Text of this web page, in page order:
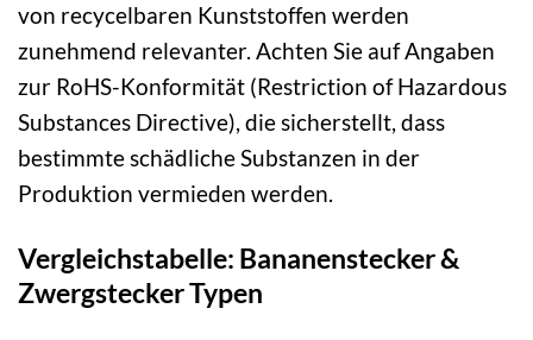
von recycelbaren Kunststoffen werden
zunehmend relevanter. Achten Sie auf Angaben
zur RoHS-Konformität (Restriction of Hazardous
Substances Directive), die sicherstellt, dass
bestimmte schädliche Substanzen in der
Produktion vermieden werden.
Vergleichstabelle: Bananenstecker &
Zwergstecker Typen